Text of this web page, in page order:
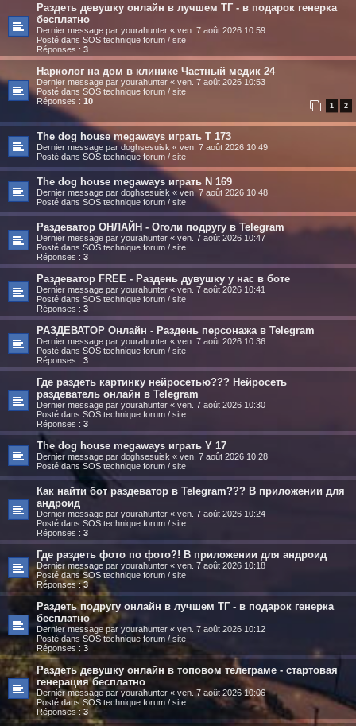
Раздеть девушку онлайн в лучшем ТГ - в подарок генерка
бесплатно
Dernier message par yourahunter « ven. 7 août 2026 10:59
Posté dans SOS technique forum / site
Réponses : 3
Нарколог на дом в клинике Частный медик 24
Dernier message par yourahunter « ven. 7 août 2026 10:53
Posté dans SOS technique forum / site
Réponses : 10 1 2
The dog house megaways играть T 173
Dernier message pardoghsesuisk « ven. 7 août 2026 10:49
Posté dans SOS technique forum / site
The dog house megaways играть N 169
Dernier message par doghsesuisk « ven. 7 août 2026 10:48
Posté dans SOS technique forum / site
Раздеватор ОНЛАЙН - Оголи подругу в Telegram
Dernier message par yourahunter « ven. 7 août 2026 10:47
Posté dans SOS technique forum / site
Réponses : 3
Раздеватор FREE - Раздень дувушку у нас в боте
Dernier message par yourahunter « ven. 7 août 2026 10:41
Posté dans SOS technique forum / site
Réponses : 3
РАЗДЕВАТОР Онлайн - Раздень персонажа в Telegram
Dernier message par yourahunter « ven. 7 août 2026 10:36
Posté dans SOS technique forum / site
Réponses : 3
Где раздеть картинку нейросетью??? Нейросеть
раздеватель онлайн в Telegram
Dernier message par yourahunter « ven. 7 août 2026 10:30
Posté dans SOS technique forum / site
Réponses : 3
The dog house megaways играть Y 17
Dernier message par doghsesuisk « ven. 7 août 2026 10:28
Posté dans SOS technique forum / site
Как найти бот раздеватор в Telegram??? В приложении для
андроид
Dernier message par yourahunter « ven. 7 août 2026 10:24
Posté dans SOS technique forum / site
Réponses : 3
Где раздеть фото по фото?! В приложении для андроид
Dernier message par yourahunter « ven. 7 août 2026 10:18
Posté dans SOS technique forum / site
Réponses :3
Раздеть подругу онлайн в лучшем ТГ - в подарок генерка
бесплатно
Dernier message par yourahunter « ven. 7 août 2026 10:12
Posté dans SOS technique forum / site
Réponses : 3
Раздеть девушку онлайн в топовом телеграме - стартовая
генерация бесплатно
Dernier message paryourahunter « ven. 7 août 2026 10:06
Posté dans SOS technique forum / site
Réponses : 3